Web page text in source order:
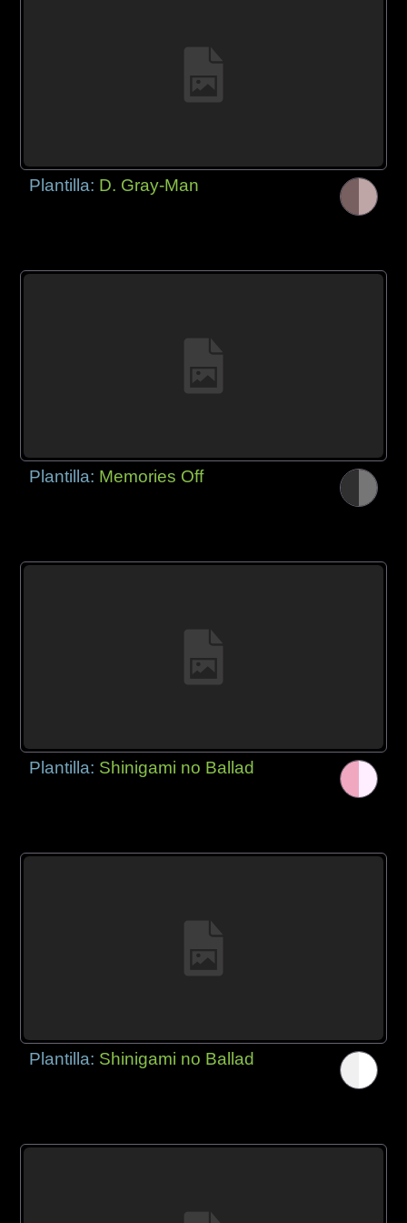
Plantilla: D. Gray-Man
Plantilla: Memories Off
Plantilla: Shinigami no Ballad
Plantilla: Shinigami no Ballad